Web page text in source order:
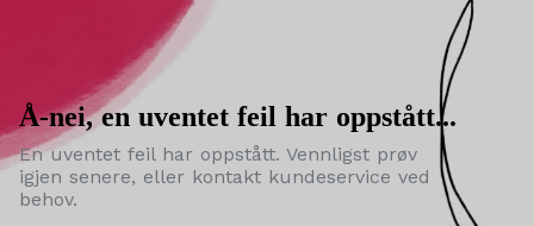
Å-nei, en uventet feil har oppstått...
En uventet feil har oppstått. Vennligst prøv
igjen senere, eller kontakt kundeservice ved
behov.